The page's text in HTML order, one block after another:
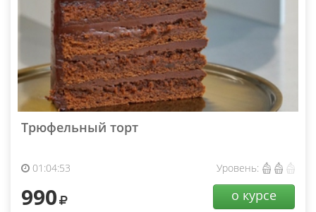
Трюфельный торт
01:04:53 Уровень:
990 о курсе